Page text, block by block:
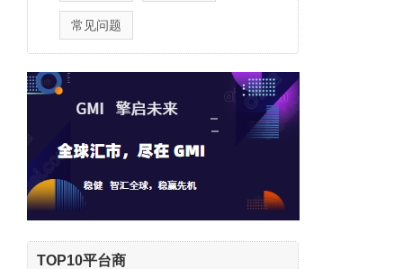
常见问题
TOP10平台商